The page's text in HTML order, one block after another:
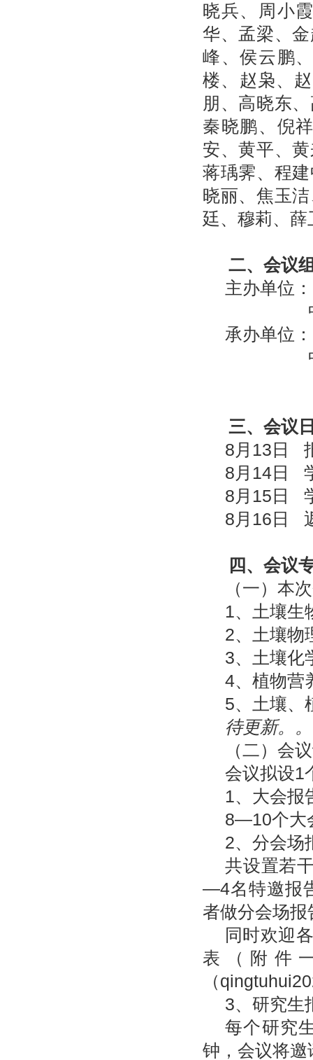
晓兵、周小
华、孟梁、
峰、侯云鹏
楼、赵枭、
朋、高晓东
秦晓鹏、倪
安、黄平、
蒋瑀霁、程
晓丽、焦玉
廷、穆莉、薛
二、会议
主办单位
中国植
承办单位
中国科
三、会议
8月13日
8月14日
8月15日
8月16日
四、会议
（一）本
1、土壤生
2、土壤物
3、土壤化
4、植物营
5、土壤、
待更新。
（二）会
会议拟设1
1、大会报
8—10个大
2、分会场
共设置若
—4名特邀报
者做分会场
同时欢迎
表（附件
（
3、研究生
每个研究
钟，会议将